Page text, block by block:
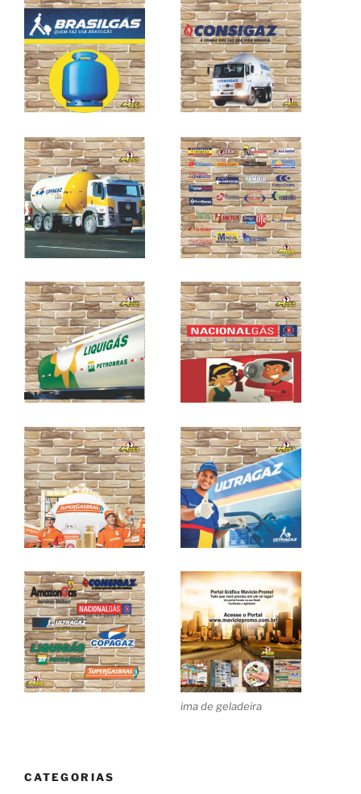
ima de geladeira
CATEGORIAS